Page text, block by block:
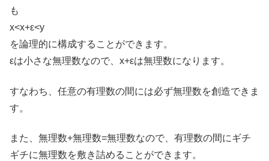
も
x<x+ε<y
を論理的に構成することができます。
εは小さな無理数なので、x+εは無理数になります。
すなわち、任意の有理数の間には必ず無理数を創造できま
す。
また、無理数+無理数=無理数なので、有理数の間にギチ
ギチに無理数を敷き詰めることができます。